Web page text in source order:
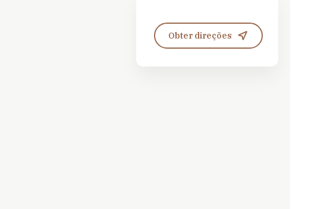
Obter direções